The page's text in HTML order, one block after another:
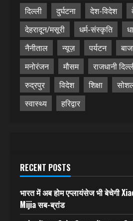
दिल्ली
दुर्घटना देश-विदेश
देहरादून/मसूरी
धर्म-संस्कृति
नैनीताल
न्यूज़ पर्यटन
मनोरंजन
मौसम राजधानी
रुद्रपुर
विदेश शिक्षा
स्वास्थ्य
हरिद्वार
RECENT POSTS
भारत में अब होम एप्लायंसेज भी बेचेगी
Mijia सब-ब्रांड